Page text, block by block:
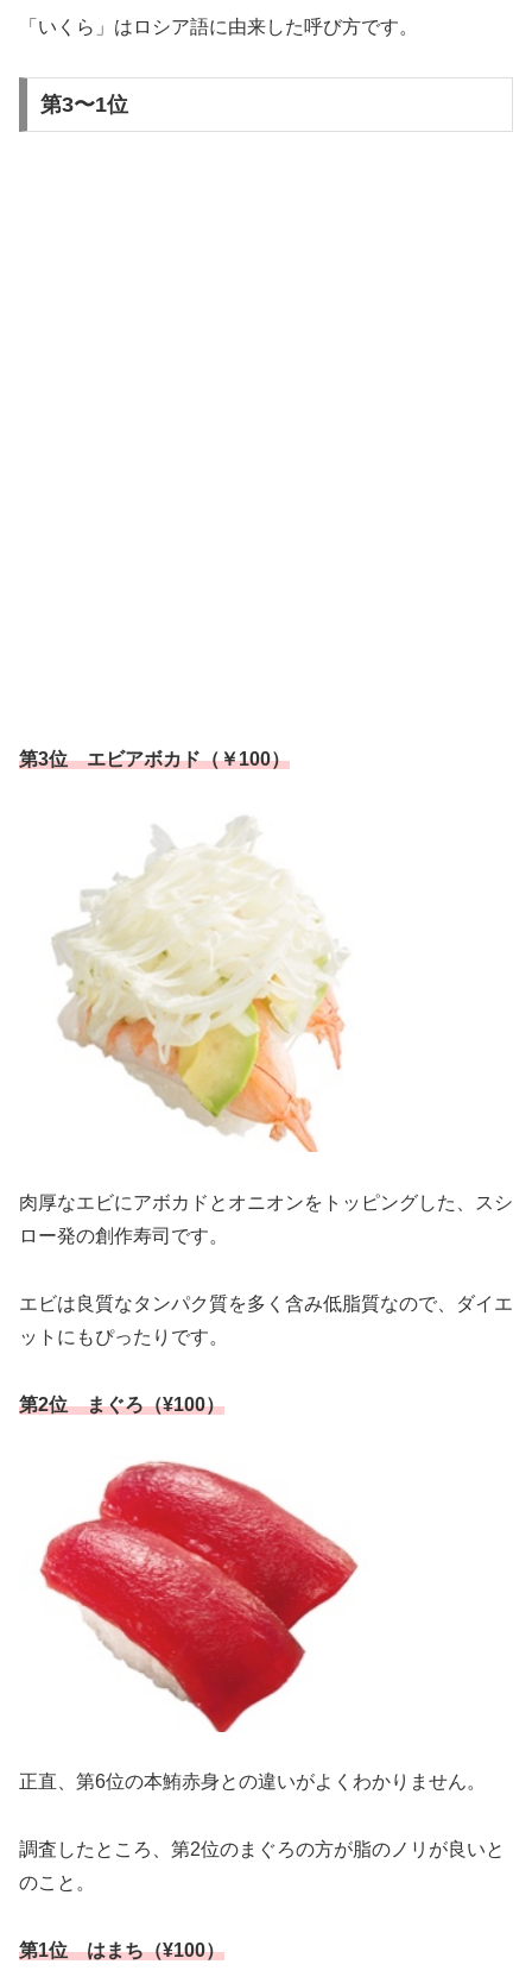
「いくら」はロシア語に由来した呼び方です。
第3〜1位
第3位 エビアボカド（￥100）
肉厚なエビにアボカドとオニオンをトッピングした、スシ
ロー発の創作寿司です。
エビは良質なタンパク質を多く含み低脂質なので、ダイエ
ットにもぴったりです。
第2位 まぐろ（¥100）
正直、第6位の本鮪赤身との違いがよくわかりません。
調査したところ、第2位のまぐろの方が脂のノリが良いと
のこと。
第1位 はまち（¥100）